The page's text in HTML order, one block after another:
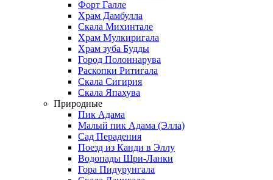
Форт Галле
Храм Дамбулла
Скала Михинтале
Храм Мулкиригала
Храм зуба Будды
Город Полоннарува
Раскопки Ритигала
Скала Сигирия
Скала Япахува
Природные
Пик Адама
Малый пик Адама (Элла)
Сад Перадения
Поезд из Канди в Эллу
Водопады Шри-Ланки
Гора Пидурунгала